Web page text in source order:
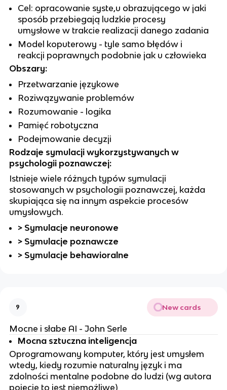
Cel: opracowanie syste,u obrazującego w jaki
sposób przebiegają ludzkie procesy
umysłowe w trakcie realizacji danego zadania
Model koputerowy - tyle samo błędów i
reakcji poprawnych podobnie jak u człowieka
Obszary:
Przetwarzanie językowe
Roziwązywanie problemów
Rozumowanie - logika
Pamięć robotyczna
Podejmowanie decyzji
Rodzaje symulacji wykorzystywanych w
psychologii poznawczej:
Istnieje wiele różnych typów symulacji
stosowanych w psychologii poznawczej, każda
skupiająca się na innym aspekcie procesów
umysłowych.
> Symulacje neuronowe
> Symulacje poznawcze
> Symulacje behawioralne
9 New cards
Mocne i słabe AI - John Serle
Mocna sztuczna inteligencja
Oprogramowany komputer, który jest umysłem
wtedy, kiedy rozumie naturalny język i ma
zdolności mentalne podobne do ludzi (wg autora
pojęcie to jest niemożliwe)